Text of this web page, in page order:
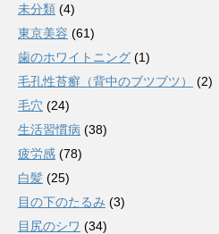
未分類 (4)
東京美容 (61)
歯のホワイトニング (1)
毛孔性苔癬（背中のブツブツ）
(2)
毛穴 (24)
生活習慣病 (38)
疲労感 (78)
白髪 (25)
目の下のたるみ (3)
目尻のシワ (34)